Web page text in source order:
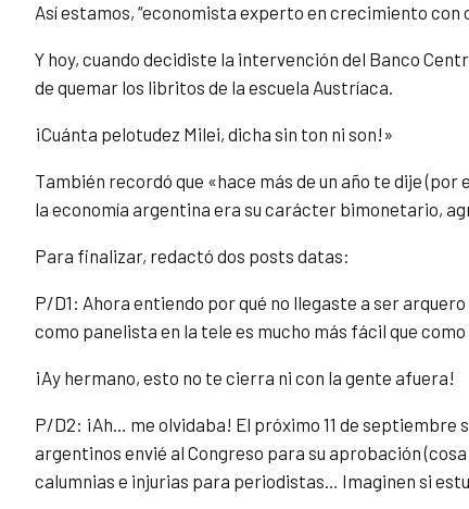
Así estamos, “economista experto en crecimiento con
Y hoy, cuando decidiste la intervención del Banco
de quemar los libritos de la escuela Austríaca.
¡Cuánta pelotudez Milei, dicha sin ton ni son!»
También recordó que «hace más de un año te dije
la economía argentina era su carácter bimonetario,
Para finalizar, redactó dos posts datas:
P/D1: Ahora entiendo por qué no llegaste a ser
como panelista en la tele es mucho más fácil que
¡Ay hermano, esto no te cierra ni con la gente afuera!
P/D2: ¡Ah… me olvidaba! El próximo 11 de septiembre
argentinos envié al Congreso para su aprobación
calumnias e injurias para periodistas… Imaginen si